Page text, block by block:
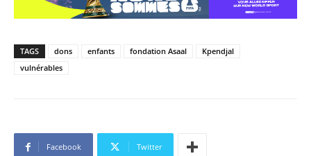
TAGS dons enfants fondation Asaal
Kpendjal
vulnérables
Facebook Twitter